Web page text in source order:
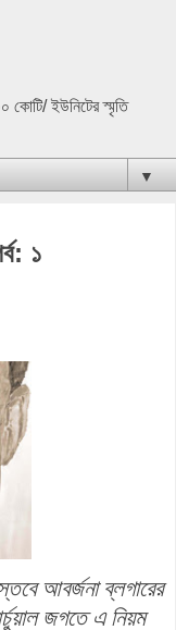
কোটি/ ইউনিটের স্মৃতি
▼
১
আবর্জনা ব্লগারের
জগতে এ নিয়ম